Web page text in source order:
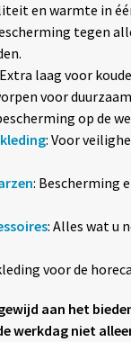
en warmte in
tegen
laag voor
voor
op de
: Voor
: Bescherming
: Alles wat u
voor de
aan het
werkdag niet